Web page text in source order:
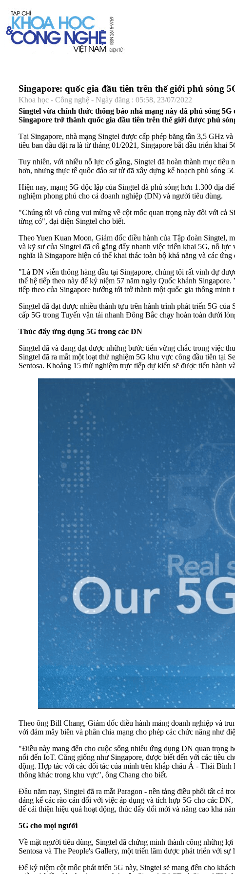
Singapore: quốc gia đầu tiên trên thế giới phủ sóng
Khoa học - Công nghệ - Ngày đăng : 05:58, 23/07/2022
Singtel vừa chính thức thông báo nhà mạng này đã phủ sóng
Singapore trở thành quốc gia đầu tiên trên thế giới được phủ
Tại Singapore, nhà mạng Singtel được cấp phép băng tần 3,5 GHz
tiêu ban đầu đặt ra là từ tháng 01/2021, Singapore bắt đầu triển khai
Tuy nhiên, với nhiều nỗ lực cố gắng, Singtel đã hoàn thành mục
hơn, nhưng thực tế quốc đảo sư tử đã xây dựng kế hoạch phủ sóng
Hiện nay, mạng 5G độc lập của Singtel đã phủ sóng hơn 1.300 địa
nghiệm phong phú cho cả doanh nghiệp (DN) và người tiêu dùng.
"Chúng tôi vô cùng vui mừng về cột mốc quan trọng này đối với cả
từng có", đại diện Singtel cho biết.
Theo Yuen Kuan Moon, Giám đốc điều hành của Tập đoàn Singtel,
và kỹ sư của Singtel đã cố gắng đẩy nhanh việc triển khai 5G, nỗ
nghĩa là Singapore hiện có thể khai thác toàn bộ khả năng và các
"Là DN viễn thông hàng đầu tại Singapore, chúng tôi rất vinh dự
thế hệ tiếp theo này để kỷ niệm 57 năm ngày Quốc khánh
tiếp theo của Singapore hướng tới trở thành một quốc gia thông minh
Singtel đã đạt được nhiều thành tựu trên hành trình phát triển 5G
cấp 5G trong Tuyến vận tải nhanh Đông Bắc chạy hoàn toàn dưới
Thúc đẩy ứng dụng 5G trong các DN
Singtel đã và đang đạt được những bước tiến vững chắc trong việc
Singtel đã ra mắt một loạt thử nghiệm 5G khu vực công đầu tiên tại
Sentosa. Khoảng 15 thử nghiệm trực tiếp dự kiến sẽ được tiến hành
Theo ông Bill Chang, Giám đốc điều hành mảng doanh nghiệp và
với đám mây biên và phân chia mạng cho phép các chức năng như
"Điều này mang đến cho cuộc sống nhiều ứng dụng DN quan trọng
nối đến IoT. Cũng giống như Singapore, được biết đến với các tiêu
động. Hợp tác với các đối tác của mình trên khắp châu Á - Thái
thông khác trong khu vực", ông Chang cho biết.
Đầu năm nay, Singtel đã ra mắt Paragon - nền tảng điều phối tất cả
đáng kể các rào cản đối với việc áp dụng và tích hợp 5G cho các
để cải thiện hiệu quả hoạt động, thúc đẩy đổi mới và nâng cao khả
5G cho mọi người
Về mặt người tiêu dùng, Singtel đã chứng minh thành công những
Sentosa và The People's Gallery, một triển lãm được phát triển với
Để kỷ niệm cột mốc phát triển 5G này, Singtel sẽ mang đến cho